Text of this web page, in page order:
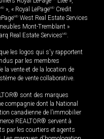
MD », « Royal LePageMD Credit
MD West Real Estate Services
Mont-Tremblant »
Real Estate ServicesMD.
les logos qui s'y rapportent
par les membres
la vente et de la location de
de vente collaborative.
sont des marques
compagnie dont la National
canadienne de l’immobilier
REALTOR® servent à
par les courtiers et agents